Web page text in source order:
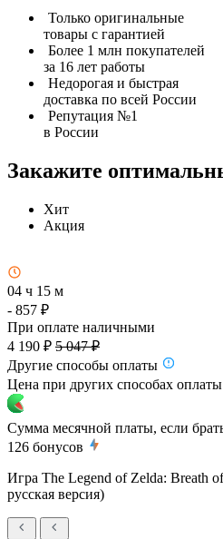
Только оригинальные
товары с гарантией
Более 1 млн покупателей
за 16 лет работы
Недорогая и быстрая
доставка по всей России
Репутация №1
в России
Закажите
Хит
Акция
04 ч 15 м
- 857 ₽
При оплате наличными
4 190 ₽ 5 047 ₽
Другие способы оплаты
Цена при других способах оплаты
Сумма месячной платы, если
126 бонусов
Игра The Legend of Zelda: Breath
русская версия)